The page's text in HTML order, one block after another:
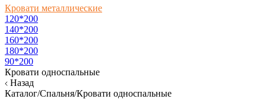
Кровати металлические
120*200
140*200
160*200
180*200
90*200
Кровати односпальные
Назад
Каталог/Спальня/Кровати односпальные